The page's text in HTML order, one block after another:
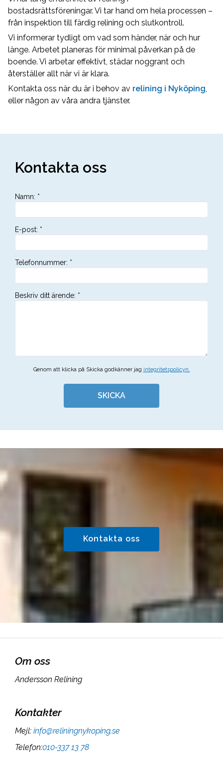
bostadsrättsföreningar. Vi tar hand om hela processen –
från inspektion till färdig relining och slutkontroll.
Vi informerar tydligt om vad som händer, när och hur
länge. Arbetet planeras för minimal påverkan på de
boende. Vi arbetar effektivt, städar noggrant och
återställer allt när vi är klara.
Kontakta oss när du är i behov av relining i Nyköping,
eller någon av våra andra tjänster.
Kontakta oss
Namn: *
E-post: *
Telefonnummer: *
Beskriv ditt ärende: *
Genom att klicka på Skicka godkänner jag integritetspolicyn.
SKICKA
Kontakta oss
Om oss
Andersson Relining
Kontakter
Mejl: info@reliningnykoping.se
Telefon:010-337 13 78